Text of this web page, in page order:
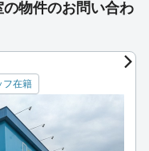
物件のお問い合わ
フ在籍